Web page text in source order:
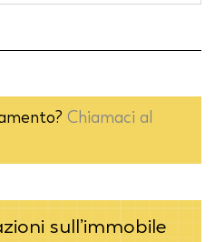
Chiamaci al
sull’immobile